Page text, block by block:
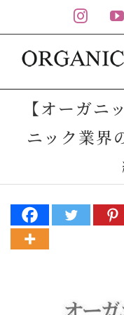
to
content
【オーガニ
ニック業界